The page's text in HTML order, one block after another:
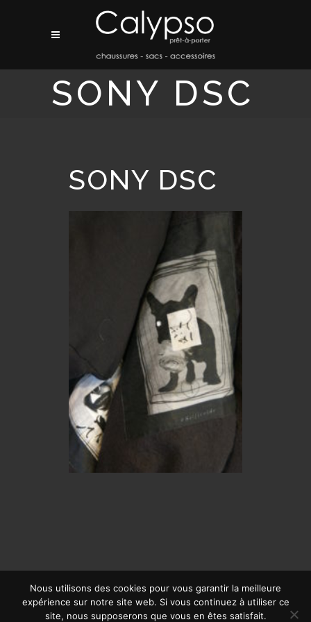
SONY DSC
SONY DSC
© CALYPSO 2019 | SITE RÉALISÉ PAR OFFPIX COMMUNICATION
Nous utilisons des cookies pour vous garantir la meilleure
expérience sur notre site web. Si vous continuez à utiliser ce
site, nous supposerons que vous en êtes satisfait.